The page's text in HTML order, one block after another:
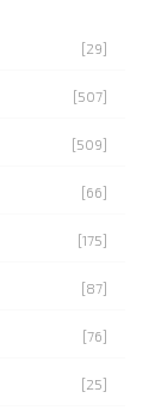
[29]
[507]
[509]
[66]
[175]
[87]
[76]
[25]